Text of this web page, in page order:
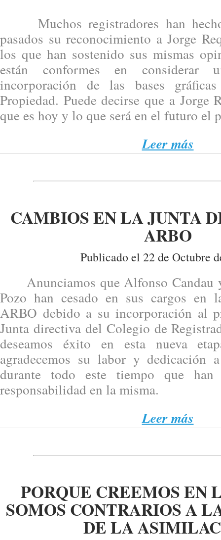
Muchos registradores han
pasados su reconocimiento a Jorge
los que han sostenido sus mismas
están conformes en
incorporación de las bases
Propiedad. Puede decirse que a Jorge
que es hoy y lo que será en el futuro el
Leer más
CAMBIOS EN LA JUNTA
ARBO
Publicado el 22 de Octubre
Anunciamos que Alfonso Candau
Pozo han cesado en sus cargos en
ARBO debido a su incorporación al
Junta directiva del Colegio de
deseamos éxito en esta nueva
agradecemos su labor y dedicación
durante todo este tiempo que han
responsabilidad en la misma.
Leer más
PORQUE CREEMOS EN
SOMOS CONTRARIOS A
DE LA